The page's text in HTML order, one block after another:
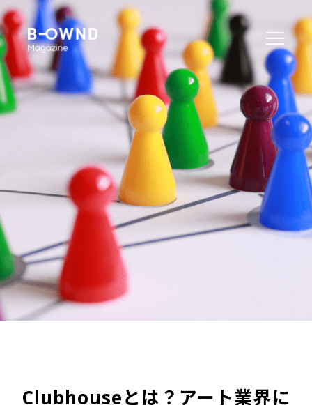
Clubhouseとは？アート業界に